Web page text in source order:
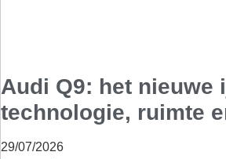
Audi Q9: het nieuwe
technologie, ruimte
29/07/2026